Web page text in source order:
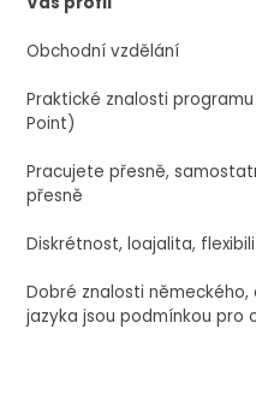
Obchodní vzdělání
Praktické znalosti
Point)
Pracujete přesně,
přesně
Diskrétnost, loajalita,
Dobré znalosti
jazyka jsou podmínkou pro